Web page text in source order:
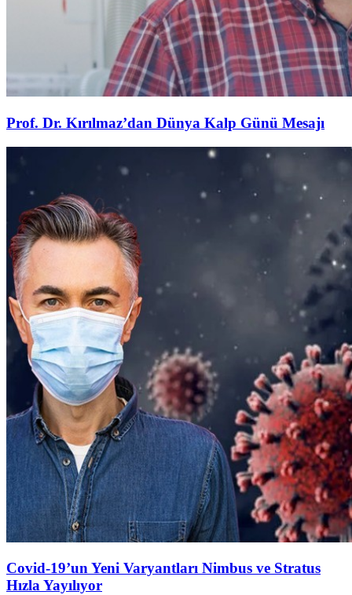
Prof. Dr. Kırılmaz’dan Dünya Kalp Günü Mesajı
Covid-19’un Yeni Varyantları Nimbus ve Stratus
Hızla Yayılıyor